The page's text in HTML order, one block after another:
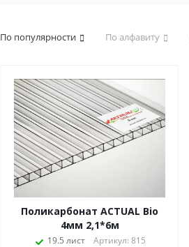
По популярности По алфавиту
Поликарбонат ACTUAL Bio
4мм 2,1*6м
19.5 лист Артикул: 815